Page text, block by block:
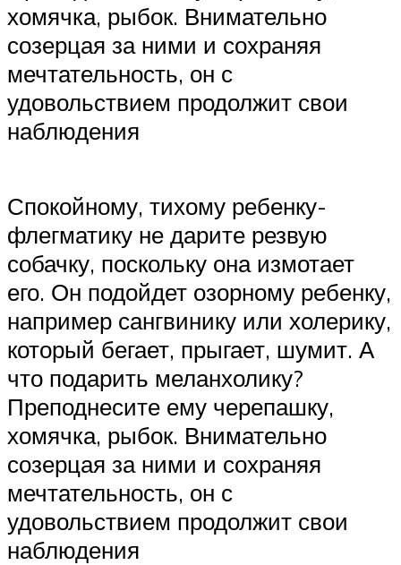
хомячка, рыбок. Внимательно
созерцая за ними и сохраняя
мечтательность, он с
удовольствием продолжит свои
наблюдения
Спокойному, тихому ребенку-
флегматику не дарите резвую
собачку, поскольку она измотает
его. Он подойдет озорному ребенку,
например сангвинику или холерику,
который бегает, прыгает, шумит. А
что подарить меланхолику?
Преподнесите ему черепашку,
хомячка, рыбок. Внимательно
созерцая за ними и сохраняя
мечтательность, он с
удовольствием продолжит свои
наблюдения